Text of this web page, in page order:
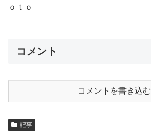
ｏｔｏ
コメント
コメントを書き込む
記事